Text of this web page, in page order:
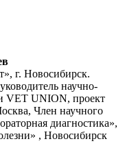
г. Новосибирск.
научно-
VET UNION, проект
Член научного
диагностика»,
, Новосибирск